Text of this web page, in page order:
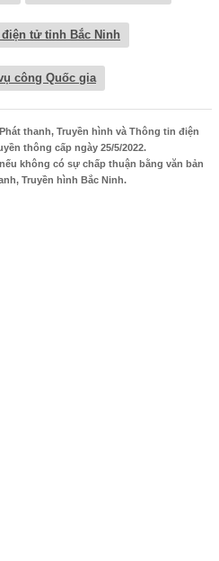
tử tỉnh Bắc Ninh
công Quốc gia
thanh, Truyền hình và Thông tin điện
thông cấp ngày 25/5/2022.
không có sự chấp thuận bằng văn bản
Truyền hình Bắc Ninh.